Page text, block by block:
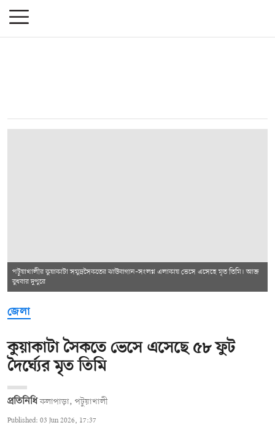
পটুয়াখালীর কুয়াকাটা সমুদ্রসৈকতের ঝাউবাগান–সংলগ্ন এলাকায় ভেসে এসেছে মৃত তিমি। আজ
বুধবার দুপুরে
জেলা
কুয়াকাটা সৈকতে ভেসে এসেছে ৫৮ ফুট
দৈর্ঘ্যের মৃত তিমি
প্রতিনিধি কলাপাড়া, পটুয়াখালী
Published: 03 Jun 2026, 17:37